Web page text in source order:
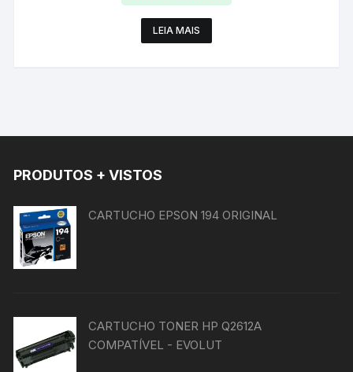
LEIA MAIS
PRODUTOS + VISTOS
CARTUCHO EPSON 194 ORIGINAL
CARTUCHO TONER HP Q2612A
COMPATÍVEL - EVOLUT